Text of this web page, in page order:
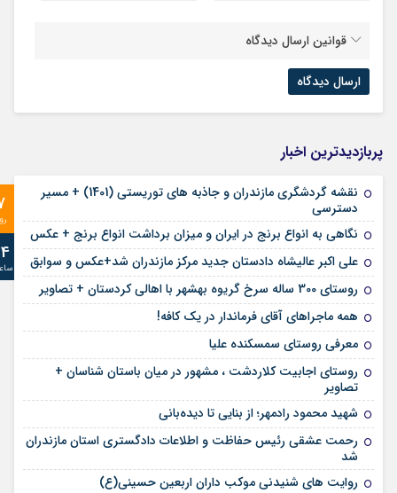
قوانین ارسال دیدگاه
پربازدیدترین اخبار
نقشه گردشگری مازندران و جاذبه های توریستی (1401) + مسیر
دسترسی
نگاهی به انواع برنج در ایران و میزان برداشت انواع برنج + عکس
علی‌ اکبر عالیشاه دادستان جدید مرکز مازندران شد+عکس و سوابق
روستای 300 ساله سرخ ‌گریوه بهشهر با اهالی کردستان + تصاویر
همه ماجراهای آقای فرماندار در یک کافه!
معرفی روستای سمسکنده علیا
روستای اجابیت کلاردشت ، مشهور در میان باستان شناسان +
تصاویر
شهید محمود رادمهر؛ از بنایی تا دیده‌بانی
رحمت عشقی رئیس حفاظت و اطلاعات دادگستری استان مازندران
شد
روایت های شنیدنی موکب داران اربعین حسینی(ع)